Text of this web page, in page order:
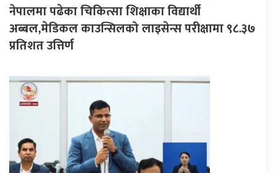
नेपालमा पढेका चिकित्सा शिक्षाका विद्यार्थी
अब्बल,मेडिकल काउन्सिलको लाइसेन्स परीक्षामा ९८.३७
प्रतिशत उत्तिर्ण